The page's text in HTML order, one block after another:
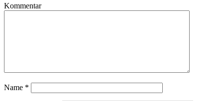
Kommentar
Name *